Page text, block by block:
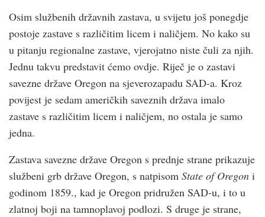
Osim službenih državnih zastava, u svijetu još ponegdje
postoje zastave s različitim licem i naličjem. No kako su
u pitanju regionalne zastave, vjerojatno niste čuli za njih.
Jednu takvu predstavit ćemo ovdje. Riječ je o zastavi
savezne države Oregon na sjeverozapadu SAD-a. Kroz
povijest je sedam američkih saveznih država imalo
zastave s različitim licem i naličjem, no ostala je samo
jedna.
Zastava savezne države Oregon s prednje strane prikazuje
službeni grb države Oregon, s natpisom State of Oregon i
godinom 1859., kad je Oregon pridružen SAD-u, i to u
zlatnoj boji na tamnoplavoj podlozi. S druge je strane,